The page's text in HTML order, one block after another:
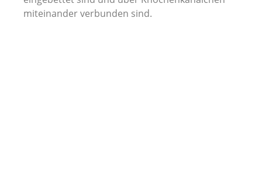
Verletzung Haut, Wundheilung
miteinander verbunden sind.